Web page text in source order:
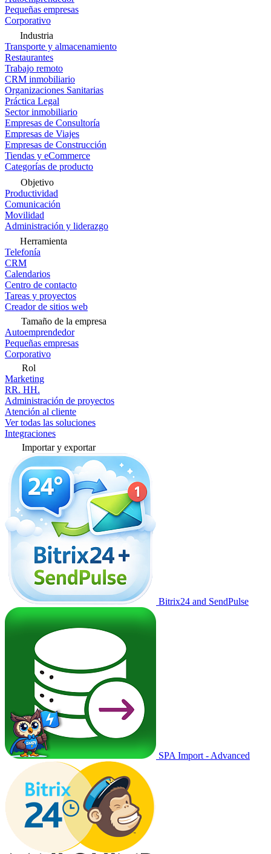
Pequeñas empresas
Corporativo
Industria
Transporte y almacenamiento
Restaurantes
Trabajo remoto
CRM inmobiliario
Organizaciones Sanitarias
Práctica Legal
Sector inmobiliario
Empresas de Consultoría
Empresas de Viajes
Empresas de Construcción
Tiendas y eCommerce
Categorías de producto
Objetivo
Productividad
Comunicación
Movilidad
Administración y liderazgo
Herramienta
Telefonía
CRM
Calendarios
Centro de contacto
Tareas y proyectos
Creador de sitios web
Tamaño de la empresa
Autoemprendedor
Pequeñas empresas
Corporativo
Rol
Marketing
RR. HH.
Administración de proyectos
Atención al cliente
Ver todas las soluciones
Integraciones
Importar y exportar
Bitrix24 and SendPulse
SPA Import - Advanced